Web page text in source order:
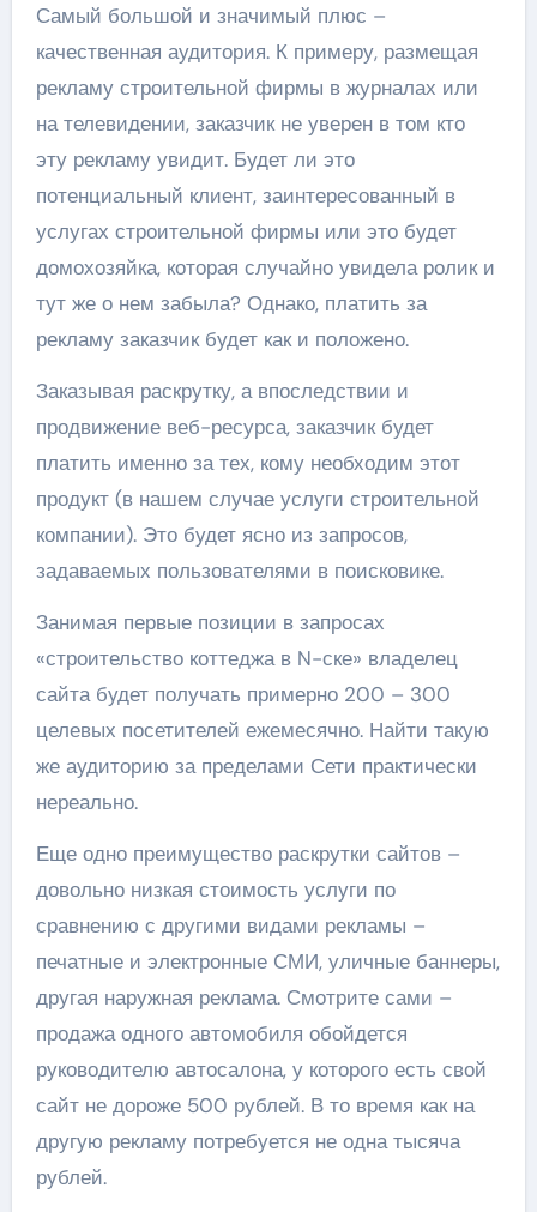
Самый большой и значимый плюс –
качественная аудитория. К примеру, размещая
рекламу строительной фирмы в журналах или
на телевидении, заказчик не уверен в том кто
эту рекламу увидит. Будет ли это
потенциальный клиент, заинтересованный в
услугах строительной фирмы или это будет
домохозяйка, которая случайно увидела ролик и
тут же о нем забыла? Однако, платить за
рекламу заказчик будет как и положено.
Заказывая раскрутку, а впоследствии и
продвижение веб-ресурса, заказчик будет
платить именно за тех, кому необходим этот
продукт (в нашем случае услуги строительной
компании). Это будет ясно из запросов,
задаваемых пользователями в поисковике.
Занимая первые позиции в запросах
«строительство коттеджа в N-ске» владелец
сайта будет получать примерно 200 – 300
целевых посетителей ежемесячно. Найти такую
же аудиторию за пределами Сети практически
нереально.
Еще одно преимущество раскрутки сайтов –
довольно низкая стоимость услуги по
сравнению с другими видами рекламы –
печатные и электронные СМИ, уличные баннеры,
другая наружная реклама. Смотрите сами –
продажа одного автомобиля обойдется
руководителю автосалона, у которого есть свой
сайт не дороже 500 рублей. В то время как на
другую рекламу потребуется не одна тысяча
рублей.